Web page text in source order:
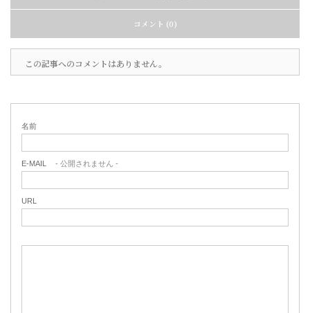
コメント (0)
この記事へのコメントはありません。
名前
E-MAIL - 公開されません -
URL